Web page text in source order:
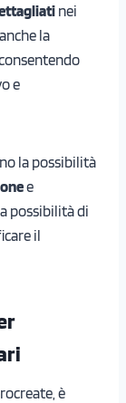
nei
la
consentendo
e
la possibilità
e
possibilità di
il
è